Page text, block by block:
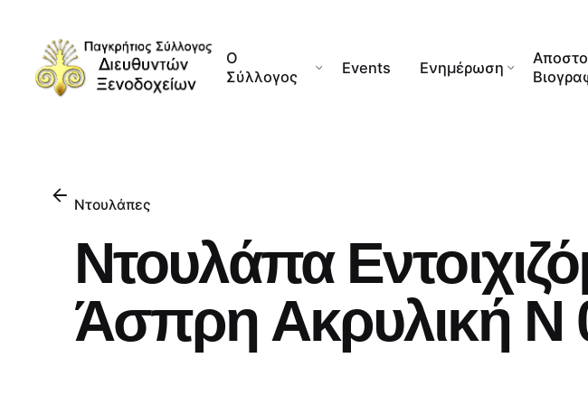
content
Ο
Σύλλογος
Events Ενημέρωση
Ντουλάπες
Ντουλάπα
Άσπρη Ακρυλική Ν